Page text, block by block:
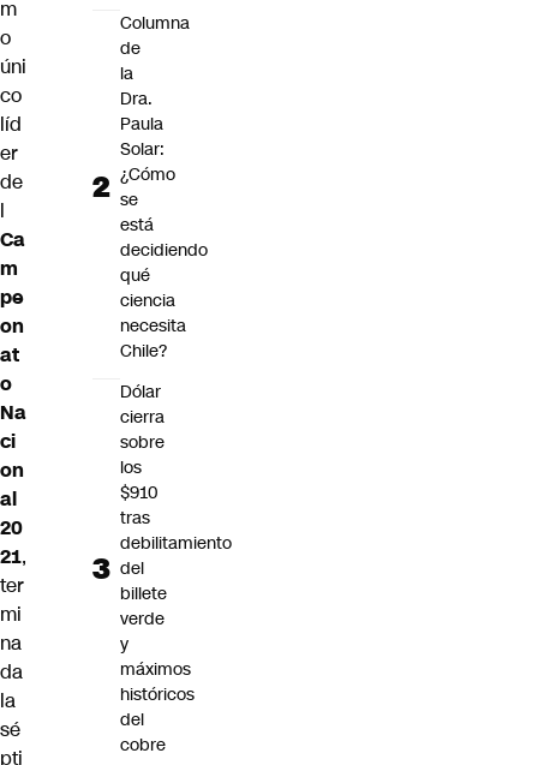
m
o
úni
co
líd
er
de
l
Ca
m
pe
on
at
o
Na
ci
on
al
20
21,
ter
mi
na
da
la
sé
pti
Columna
de
la
Dra.
Paula
Solar:
¿Cómo
se
está
decidiendo
qué
ciencia
necesita
Chile?
Dólar
cierra
sobre
los
$910
tras
debilitamiento
del
billete
verde
y
máximos
históricos
del
cobre